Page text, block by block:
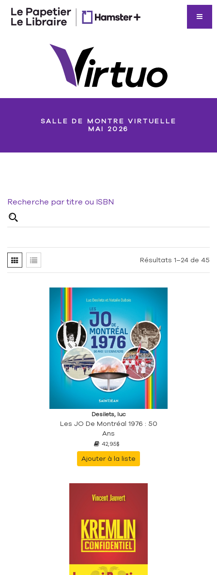
SALLE DE MONTRE VIRTUELLE
MAI 2026
Recherche par titre ou ISBN
Résultats 1–24 de 45
Desilets, luc
Les JO De Montréal 1976 : 50
Ans
42,95$
Ajouter à la liste